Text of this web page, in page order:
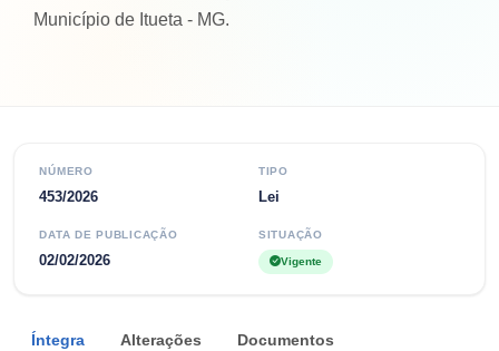
Município de Itueta - MG.
NÚMERO
453/2026
TIPO
Lei
DATA DE PUBLICAÇÃO
02/02/2026
SITUAÇÃO
Vigente
Íntegra Alterações Documentos